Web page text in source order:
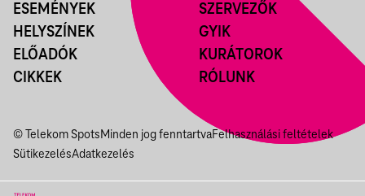
ESEMÉNYEK
HELYSZÍNEK
ELŐADÓK
CIKKEK
SZERVEZŐK
GYIK
KURÁTOROK
RÓLUNK
© Telekom SpotsMinden jog fenntartvaFelhasználási feltételek
SütikezelésAdatkezelés